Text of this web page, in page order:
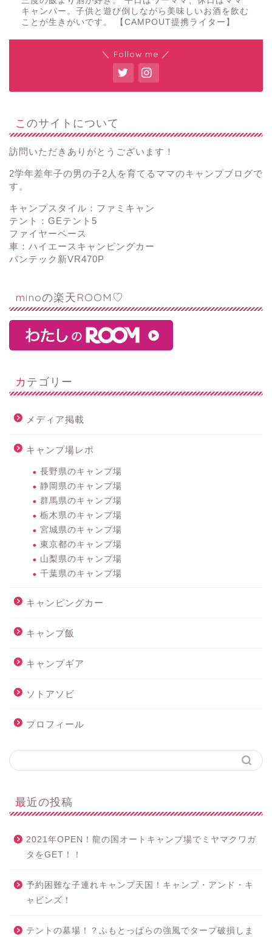
キャンパー。子供と遊び倒しながら美味しいお酒を飲む
ことが生きがいです。 【CAMPOUT提携ライター】
＼ Follow me ／
このサイトについて
訪問いただきありがとうございます！
2学年差年子の男の子2人を育てるママのキャンプブログで
す。
キャンプスタイル：ファミキャン
テント：GEテント5
ファイヤーベース
車：ハイエースキャンピングカー
バンテック新VR470P
minoの楽天ROOM♡
カテゴリー
メディア掲載
キャンプ場レポ
長野県のキャンプ場
静岡県のキャンプ場
群馬県のキャンプ場
栃木県のキャンプ場
宮城県のキャンプ場
東京都のキャンプ場
山梨県のキャンプ場
千葉県のキャンプ場
キャンピングカー
キャンプ飯
キャンプギア
ソトアソビ
プロフィール
最近の投稿
2021年OPEN！龍の国オートキャンプ場でミヤマクワガ
タをGET！！
予約困難な子連れキャンプ天国！キャンプ・アンド・キ
ャビンズ！
テントの墓場！？ふもとっぱらの強風でタープ破損しま